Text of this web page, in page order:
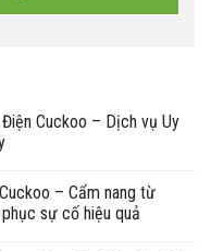
Cuckoo – Dịch vụ Uy
– Cẩm nang từ
sự cố hiệu quả